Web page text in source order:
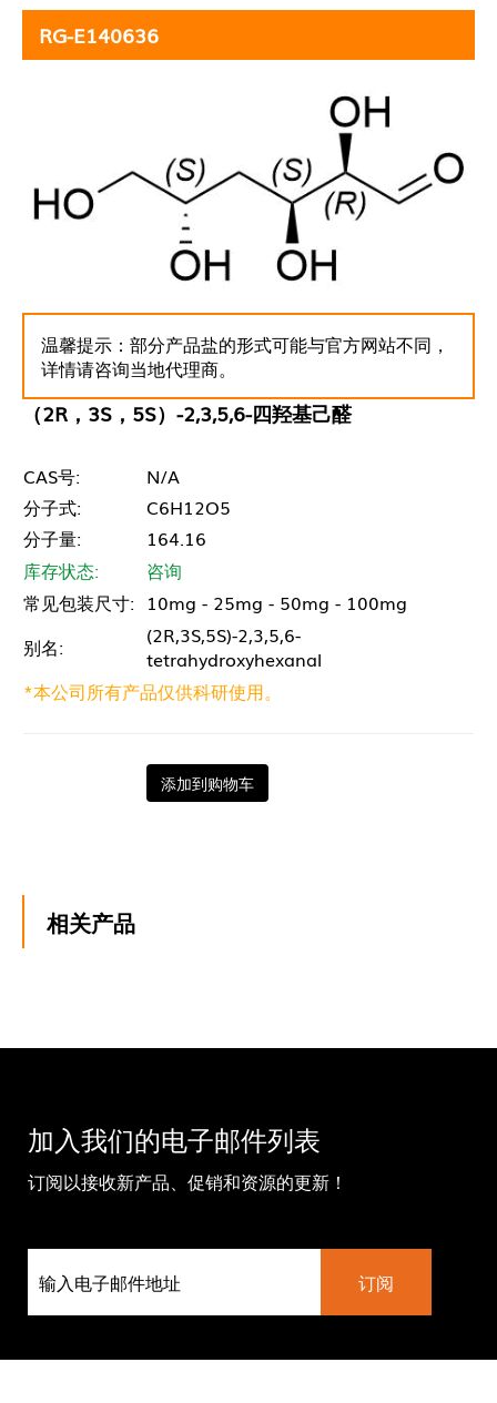
RG-E140636
温馨提示：部分产品盐的形式可能与官方网站不同，
详情请咨询当地代理商。
（2R，3S，5S）-2,3,5,6-四羟基己醛
CAS号:
N/A
分子式:
C6H12O5
分子量:
164.16
库存状态:
咨询
常见包装尺寸: 10mg - 25mg - 50mg - 100mg
别名:
(2R,3S,5S)-2,3,5,6-
tetrahydroxyhexanal
*本公司所有产品仅供科研使用。
添加到购物车
相关产品
加入我们的电子邮件列表
订阅以接收新产品、促销和资源的更新！